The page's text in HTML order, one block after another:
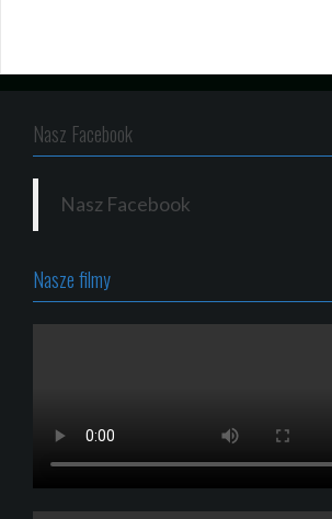
Nasz Facebook
Nasz Facebook
Nasze filmy